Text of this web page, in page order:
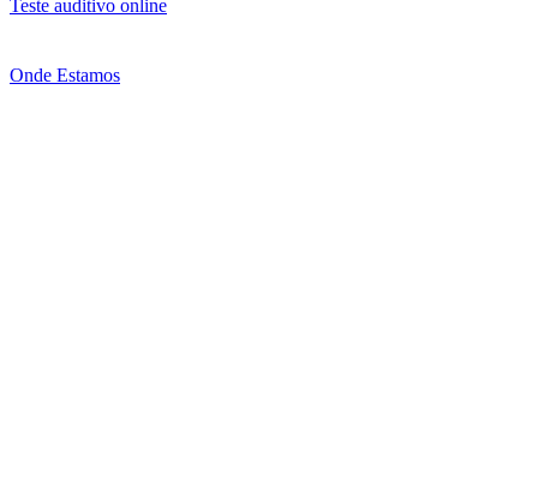
Teste auditivo online
Onde Estamos